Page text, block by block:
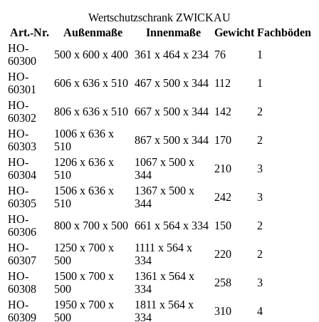
Wertschutzschrank ZWICKAU
Art.-Nr.
Außenmaße Innenmaße Gewicht Fachböden
HO-
60300
500 x 600 x 400 361 x 464 x 234 76
1
HO-
60301
606 x 636 x 510 467 x 500 x 344 112
1
HO-
60302
806 x 636 x 510 667 x 500 x 344 142
2
HO-
60303
1006 x 636 x
510
867 x 500 x 344 170
2
HO-
60304
1206 x 636 x
510
1067 x 500 x
344
210
3
HO-
60305
1506 x 636 x
510
1367 x 500 x
344
242
3
HO-
60306
800 x 700 x 500 661 x 564 x 334 150
2
HO-
60307
1250 x 700 x
500
1111 x 564 x
334
220
2
HO-
60308
1500 x 700 x
500
1361 x 564 x
334
258
3
HO-
60309
1950 x 700 x
500
1811 x 564 x
334
310 4